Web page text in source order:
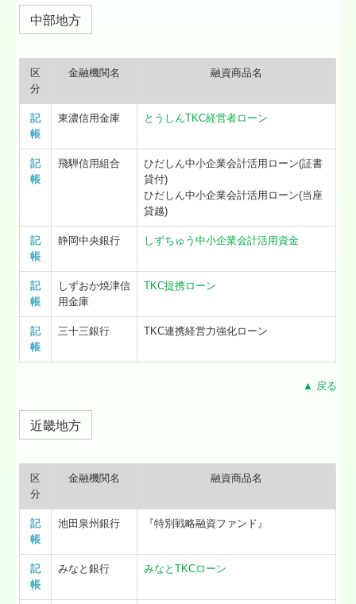
中部地方
区
分
金融機関名 融資商品名
記
帳
東濃信用金庫 とうしんTKC経営者ローン
記
帳
飛騨信用組合
ひだしん中小企業会計活用ローン(証書
貸付)
ひだしん中小企業会計活用ローン(当座
貸越)
記
帳
静岡中央銀行 しずちゅう中小企業会計活用資金
記
帳
しずおか焼津信
用金庫
TKC提携ローン
記
帳
三十三銀行 TKC連携経営力強化ローン
▲ 戻る
近畿地方
区
分
金融機関名 融資商品名
記
帳
池田泉州銀行 『特別戦略融資ファンド』
記
帳
みなと銀行 みなとTKCローン